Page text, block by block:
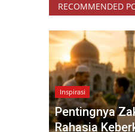
RECOMMENDED
Inspirasi
Pentingnya
Rahasia